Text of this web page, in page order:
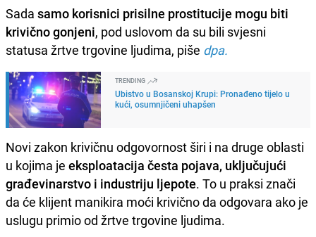
Sada samo korisnici prisilne prostitucije mogu biti
krivično gonjeni, pod uslovom da su bili svjesni
statusa žrtve trgovine ljudima, piše dpa.
TRENDING
Ubistvo u Bosanskoj Krupi: Pronađeno tijelo u
kući, osumnjičeni uhapšen
Novi zakon krivičnu odgovornost širi i na druge oblasti
u kojima je eksploatacija česta pojava, uključujući
građevinarstvo i industriju ljepote. To u praksi znači
da će klijent manikira moći krivično da odgovara ako je
uslugu primio od žrtve trgovine ljudima.